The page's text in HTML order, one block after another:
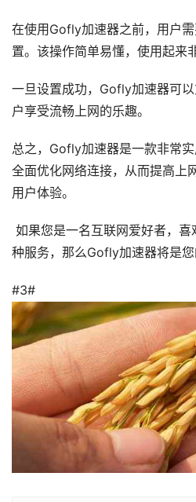
在使用Gofly加速器之前，用户
置。该操作简单易懂，使用起来
一旦设置成功，Gofly加速器可
户享受流畅上网的乐趣。
总之，Gofly加速器是一款非常
全面优化网络连接，从而提高上
用户体验。
如果您是一名互联网爱好者，
种服务，那么Gofly加速器将是您
#3#